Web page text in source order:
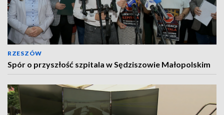
RZESZÓW
Spór o przyszłość szpitala w Sędziszowie Małopolskim